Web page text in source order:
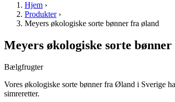
Hjem ›
Produkter›
Meyers økologiske sorte bønner fra øland
Meyers økologiske sorte
Bælgfrugter
Vores økologiske sorte bønner fra Øland i Sverige
simreretter.